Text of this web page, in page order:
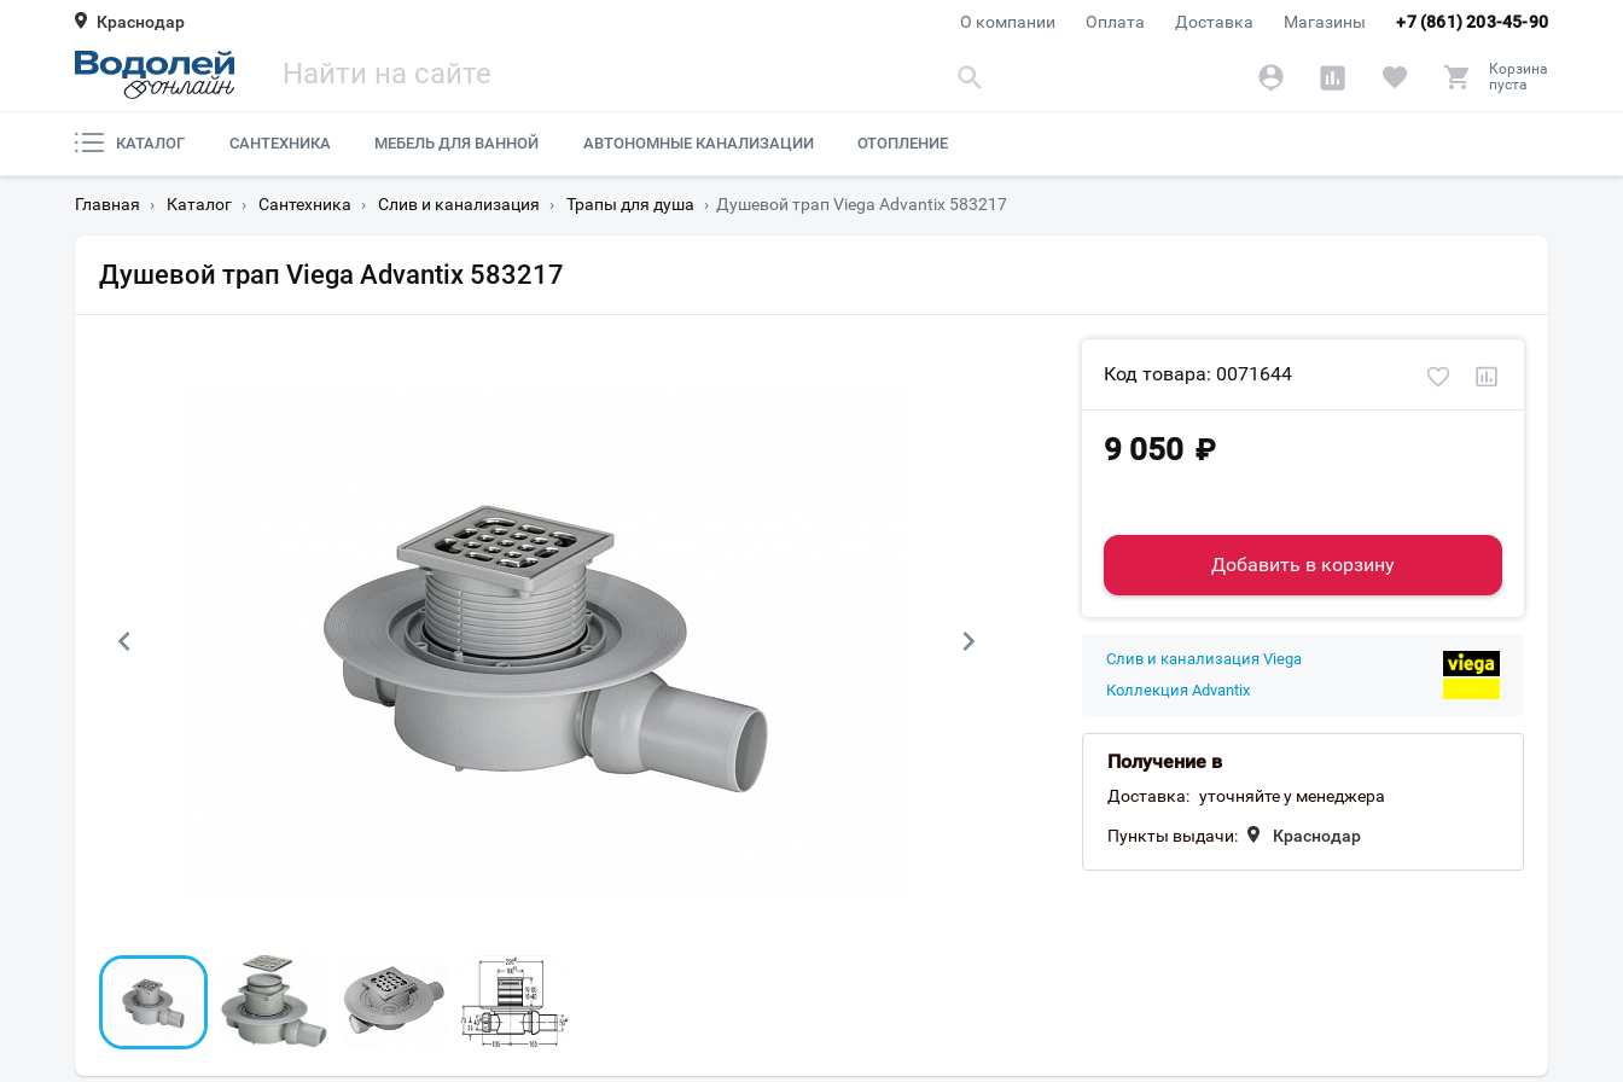
Краснодар +7 (861) 203-45-90
О компании Оплата Доставка Магазины
Корзина
пуста
КАТАЛОГ САНТЕХНИКА МЕБЕЛЬ ДЛЯ ВАННОЙ АВТОНОМНЫЕ КАНАЛИЗАЦИИ ОТОПЛЕНИЕ
Главная › Каталог › Сантехника › Слив и канализация › Трапы для душа › Душевой трап Viega Advantix 583217
Душевой трап Viega Advantix 583217
Код товара: 0071644
9 050 ₽
Добавить в корзину
Слив и канализация Viega
Коллекция Advantix
Получение в
Доставка: уточняйте у менеджера
Пункты выдачи: Краснодар